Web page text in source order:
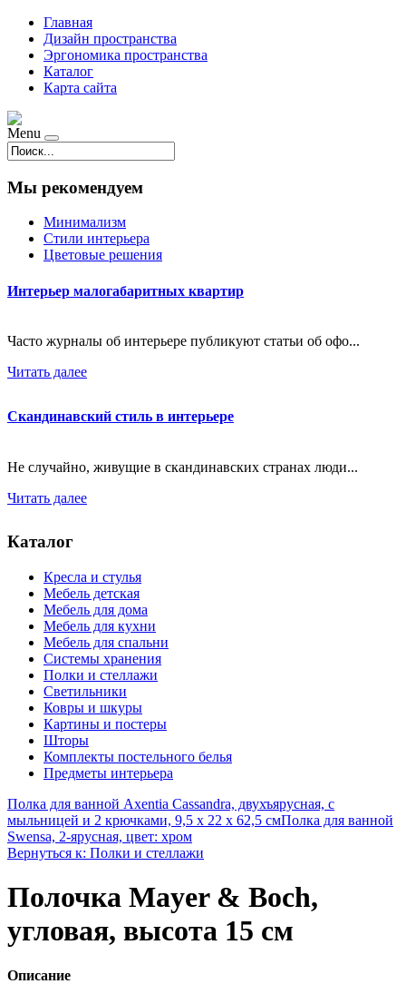
Главная
Дизайн пространства
Эргономика пространства
Каталог
Карта сайта
Menu
Мы рекомендуем
Минимализм
Стили интерьера
Цветовые решения
Интерьер малогабаритных квартир
Часто журналы об интерьере публикуют статьи об офо...
Читать далее
Скандинавский стиль в интерьере
Не случайно, живущие в скандинавских странах люди...
Читать далее
Каталог
Кресла и стулья
Мебель детская
Мебель для дома
Мебель для кухни
Мебель для спальни
Системы хранения
Полки и стеллажи
Светильники
Ковры и шкуры
Картины и постеры
Шторы
Комплекты постельного белья
Предметы интерьера
Полка для ванной Axentia Cassandra, двухъярусная, с
мыльницей и 2 крючками, 9,5 х 22 х 62,5 смПолка для ванной
Swensa, 2-ярусная, цвет: хром
Вернуться к: Полки и стеллажи
Полочка Mayer & Boch,
угловая, высота 15 см
Описание